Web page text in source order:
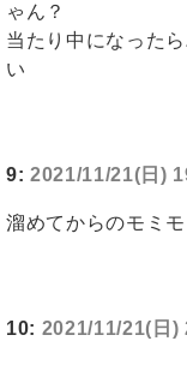
ゃん？
当たり中になった
い
9: 2021/11/21(日)
溜めてからのモミ
10: 2021/11/21(日